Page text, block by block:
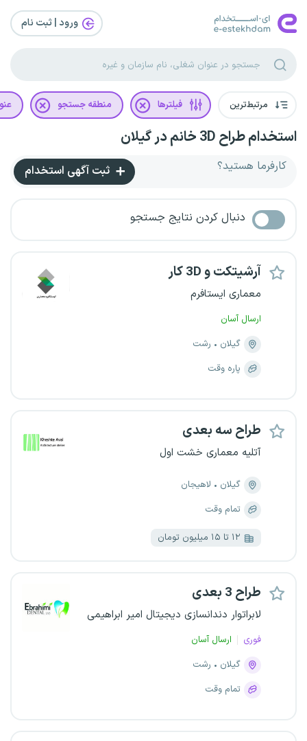
ورود | ثبت‌ نام
مرتبط‌ترین فیلترها منطقه جستجو
استخدام طراح 3D خانم در گیلان
کارفرما هستید؟ ثبت آگهی استخدام
دنبال کردن نتایج جستجو
آرشیتکت و 3D کار
معماری ایستافرم
ارسال آسان
گیلان
رشت
پاره وقت
طراح سه بعدی
آتلیه معماری خشت اول
گیلان
لاهیجان
تمام وقت
۱۲ تا ۱۵ میلیون تومان
طراح 3 بعدی
لابراتوار دندانسازی دیجیتال امیر ابراهیمی
فوری
ارسال آسان
گیلان
رشت
تمام وقت